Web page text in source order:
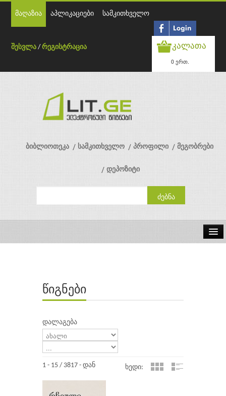
მაღაზია აპლიკაციები სამკითხველო
შესვლა /რეგისტრაცია კალათა
0 ერთ.
ბიბლიოთეკა სამკითხველო პროფილი მეგობრები
დეპოზიტი
ავტორებიწიგნები
დალაგება
1 - 15 / 3817 - დან ხედი: